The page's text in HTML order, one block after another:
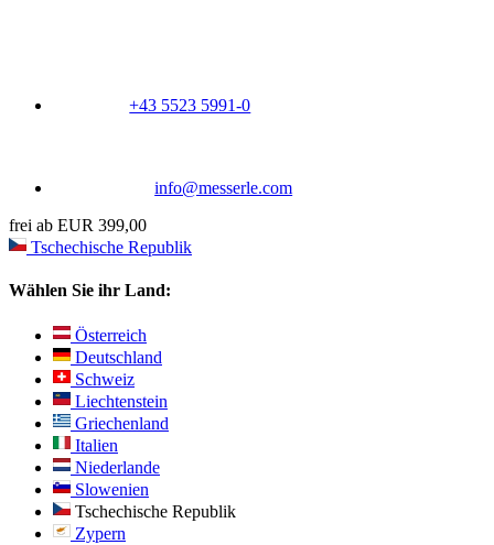
+43 5523 5991-0
info@messerle.com
frei ab EUR 399,00
Tschechische Republik
Wählen Sie ihr Land:
Österreich
Deutschland
Schweiz
Liechtenstein
Griechenland
Italien
Niederlande
Slowenien
Tschechische Republik
Zypern